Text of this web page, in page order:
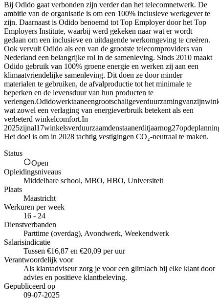
Bij Odido gaat verbonden zijn verder dan het telecomnetwerk. De
ambitie van de organisatie is om een 100% inclusieve werkgever te
zijn. Daarnaast is Odido benoemd tot Top Employer door het Top
Employers Institute, waarbij werd gekeken naar wat er wordt
gedaan om een inclusieve en uitdagende werkomgeving te creëren.
Ook vervult Odido als een van de grootste telecomproviders van
Nederland een belangrijke rol in de samenleving. Sinds 2010 maakt
Odido gebruik van 100% groene energie en werken zij aan een
klimaatvriendelijke samenleving. Dit doen ze door minder
materialen te gebruiken, de afvalproductie tot het minimale te
beperken en de levensduur van hun producten te
wat zowel een verlaging van energieverbruik betekent als een
verbeterd winkelcomfort.In
Het doel is om in 2028 tachtig vestigingen CO₂-neutraal te maken.
Status
Open
Opleidingsniveaus
Middelbare school, MBO, HBO, Universiteit
Plaats
Maastricht
Werkuren per week
16 - 24
Dienstverbanden
Parttime (overdag), Avondwerk, Weekendwerk
Salarisindicatie
Tussen €16,87 en €20,09 per uur
Verantwoordelijk voor
Als klantadviseur zorg je voor een glimlach bij elke klant door
advies en positieve klantbeleving.
Gepubliceerd op
09-07-2025